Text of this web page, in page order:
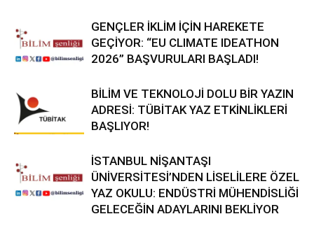
GENÇLER İKLİM İÇİN HAREKETE
GEÇİYOR: “EU CLIMATE IDEATHON
2026” BAŞVURULARI BAŞLADI!
BİLİM VE TEKNOLOJİ DOLU BİR YAZIN
ADRESİ: TÜBİTAK YAZ ETKİNLİKLERİ
BAŞLIYOR!
İSTANBUL NİŞANTAŞI
ÜNİVERSİTESİ’NDEN LİSELİLERE ÖZEL
YAZ OKULU: ENDÜSTRİ MÜHENDİSLİĞİ
GELECEĞİN ADAYLARINI BEKLİYOR